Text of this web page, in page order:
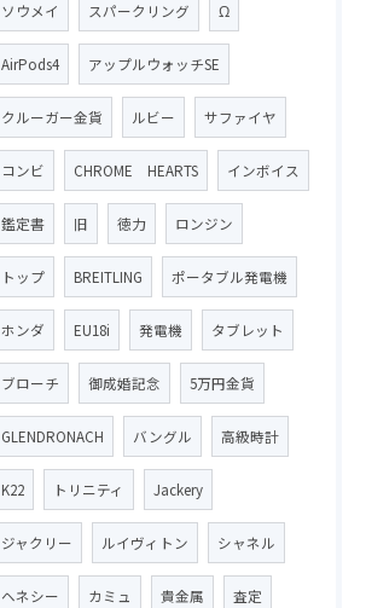
ソウメイ スパークリング Ω
AirPods4 アップルウォッチSE
クルーガー金貨 ルビー サファイヤ
コンビ CHROME HEARTS インボイス
鑑定書 旧 徳力 ロンジン
トップ BREITLING ポータブル発電機
ホンダ EU18i 発電機 タブレット
ブローチ 御成婚記念 5万円金貨
GLENDRONACH バングル 高級時計
K22 トリニティ Jackery
ジャクリー ルイヴィトン シャネル
ヘネシー カミュ 貴金属 査定